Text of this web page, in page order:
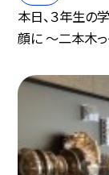
本日、３年生の
顔に ～二本木